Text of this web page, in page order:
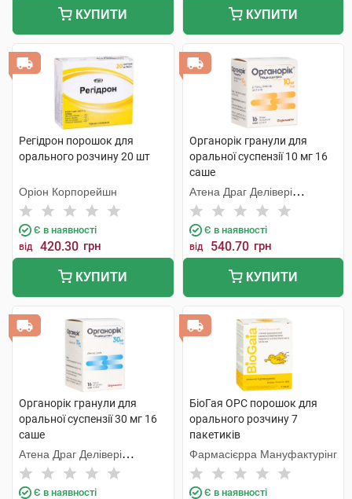
КУПИТИ КУПИТИ
Регідрон порошок для
орального розчину 20 шт
Оріон Корпорейшн
Є в наявності
від 420.30 грн
КУПИТИ
Органорік гранули для
оральної суспензії 10 мг 16
саше
Атена Драг Делівері
Солюшнз ПВТ. ЛТД
Є в наявності
від 540.70 грн
КУПИТИ
Органорік гранули для
оральної суспензії 30 мг 16
саше
Атена Драг Делівері
Солюшнз ПВТ. ЛТД
Є в наявності
БіоГая ОРС порошок для
орального розчину 7
пакетиків
Фармасієрра Мануфактурінг
Є в наявності